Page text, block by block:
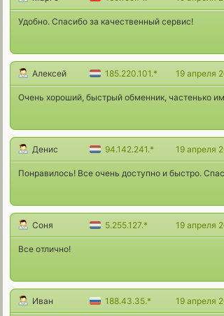
Удобно. Спасибо за качественный сервис!
Алексей 185.220.101.* 19 апреля
Очень хороший, быстрый обменник, частенько
Денис 94.142.241.* 19 апреля
Понравилось! Все очень доступно и быстро.
Соня 5.255.127.* 19 апреля
Все отлично!
Иван 188.43.35.* 19 апреля